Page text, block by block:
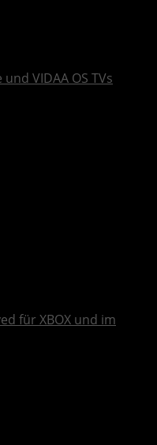
VIDAA OS TVs
für XBOX und im